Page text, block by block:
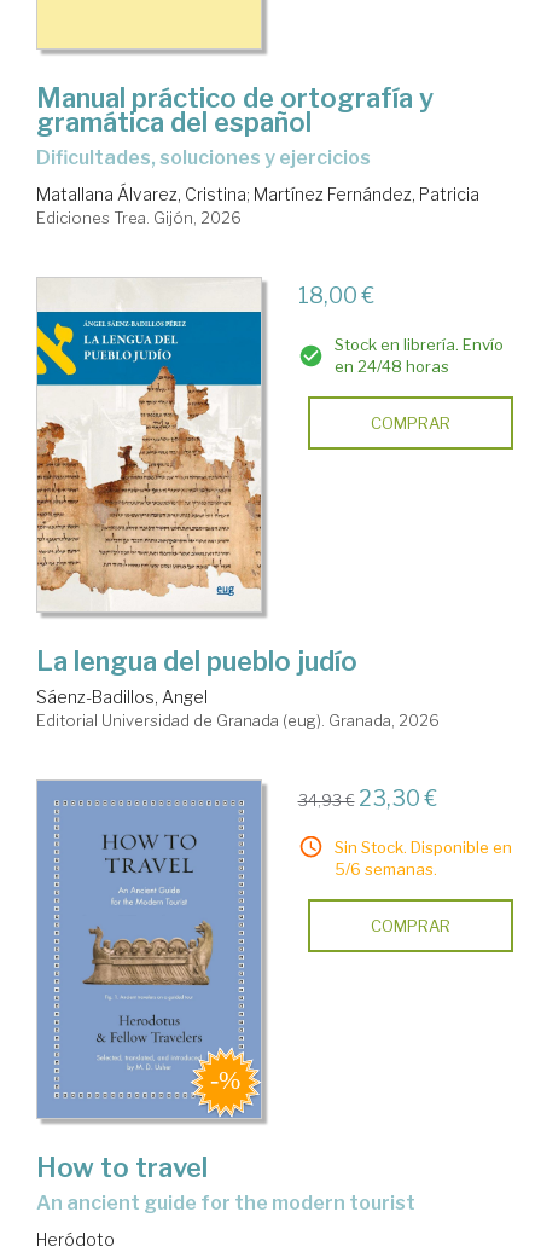
Manual práctico de ortografía y
gramática del español
Dificultades, soluciones y ejercicios
Matallana Álvarez, Cristina; Martínez Fernández, Patricia
Ediciones Trea. Gijón, 2026
18,00 €
Stock en librería. Envío
en 24/48 horas
COMPRAR
La lengua del pueblo judío
Sáenz-Badillos, Angel
Editorial Universidad de Granada (eug). Granada, 2026
34,93 € 23,30 €
Sin Stock. Disponible en
5/6 semanas.
COMPRAR
How to travel
an ancient guide for the modern tourist
Heródoto